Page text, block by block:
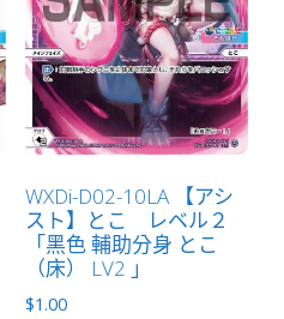
WXDi-D02-10LA 【アシ
スト】とこ レベル２
「黑色 輔助分身 とこ
（床） LV2 」
$1.00